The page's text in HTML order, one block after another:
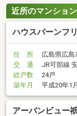
近所のマンショ
ハウスバーンフ
住 所
広島県広
交 通
JR可部線
総戸数
24戸
築年月
平成20年1月
アーバンビュー